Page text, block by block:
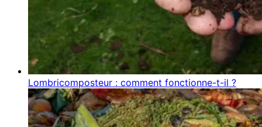
Lombricomposteur : comment fonctionne-t-il ?